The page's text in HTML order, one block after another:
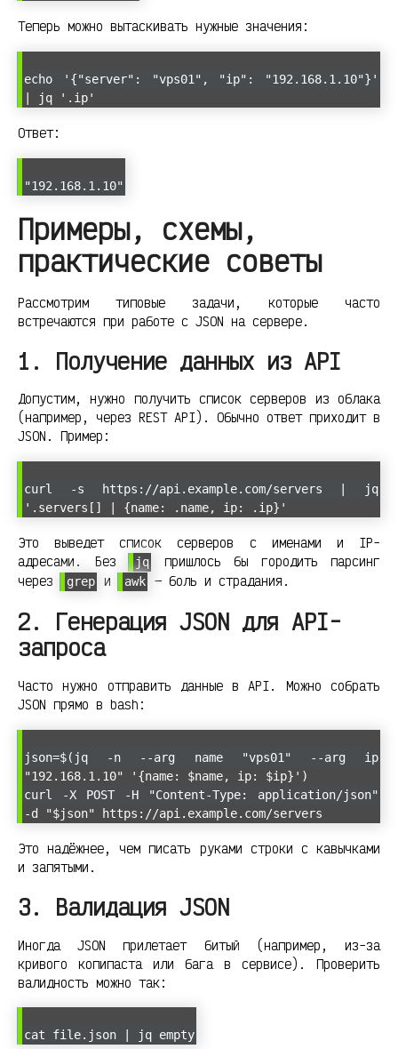
Теперь можно вытаскивать нужные значения:
echo '{"server": "vps01", "ip": "192.168.1.10"}'
| jq '.ip'
Ответ:
"192.168.1.10"
Примеры, схемы,
практические советы
Рассмотрим типовые задачи, которые часто
встречаются при работе с JSON на сервере.
1. Получение данных из API
Допустим, нужно получить список серверов из облака
(например, через REST API). Обычно ответ приходит в
JSON. Пример:
curl -s https://api.example.com/servers | jq
'.servers[] | {name: .name, ip: .ip}'
Это выведет список серверов с именами и IP-
адресами. Без
jq
пришлось бы городить парсинг
через
grep и awk — боль и страдания.
2. Генерация JSON для API-
запроса
Часто нужно отправить данные в API. Можно собрать
JSON прямо в bash:
json=$(jq -n --arg name "vps01" --arg ip
"192.168.1.10" '{name: $name, ip: $ip}')
curl -X POST -H "Content-Type: application/json"
-d "$json" https://api.example.com/servers
Это надёжнее, чем писать руками строки с кавычками
и запятыми.
3. Валидация JSON
Иногда JSON прилетает битый (например, из-за
кривого копипаста или бага в сервисе). Проверить
валидность можно так:
cat file.json | jq empty